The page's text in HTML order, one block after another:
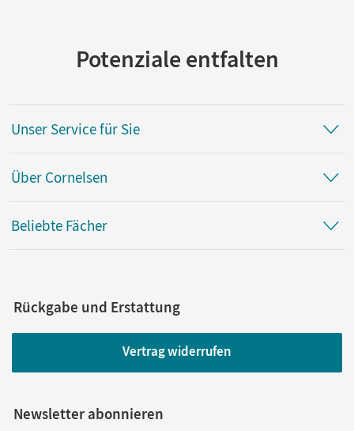
Potenziale entfalten
Unser Service für Sie
Über Cornelsen
Beliebte Fächer
Rückgabe und Erstattung
Vertrag widerrufen
Newsletter abonnieren